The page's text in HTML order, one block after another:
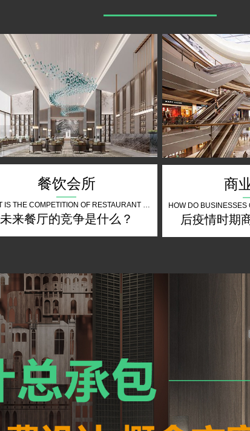
餐饮会所
WHAT IS THE COMPETITION OF RESTAURANT THE FUTURE
未来餐厅的竞争是什么？
商
后疫情时期